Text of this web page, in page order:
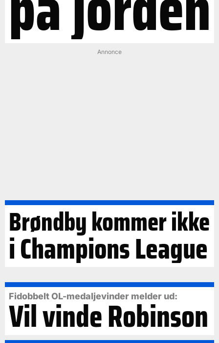
Annonce
Brøndby kommer ikke
i Champions League
Fidobbelt OL-medaljevinder melder ud:
Vil vinde Robinson